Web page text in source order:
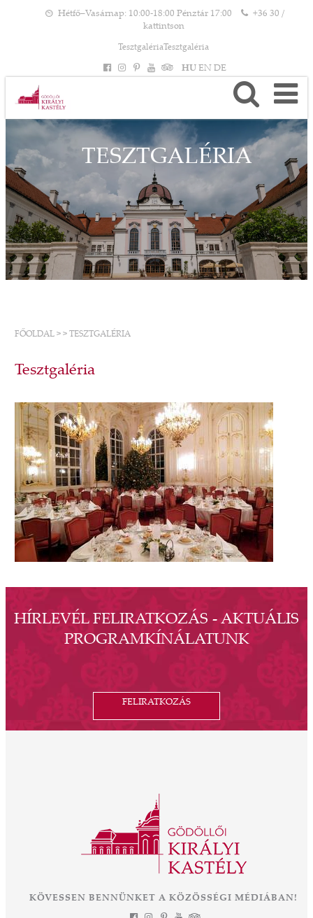
Hétfő–Vasárnap: 10:00-18:00 Pénztár 17:00
+36 30 /
kattintson
TesztgalériaTesztgaléria
HU EN DE
TESZTGALÉRIA
FŐOLDAL > > TESZTGALÉRIA
Tesztgaléria
HÍRLEVÉL FELIRATKOZÁS - AKTUÁLIS
PROGRAMKÍNÁLATUNK
FELIRATKOZÁS
KÖVESSEN BENNÜNKET A KÖZÖSSÉGI MÉDIÁBAN!